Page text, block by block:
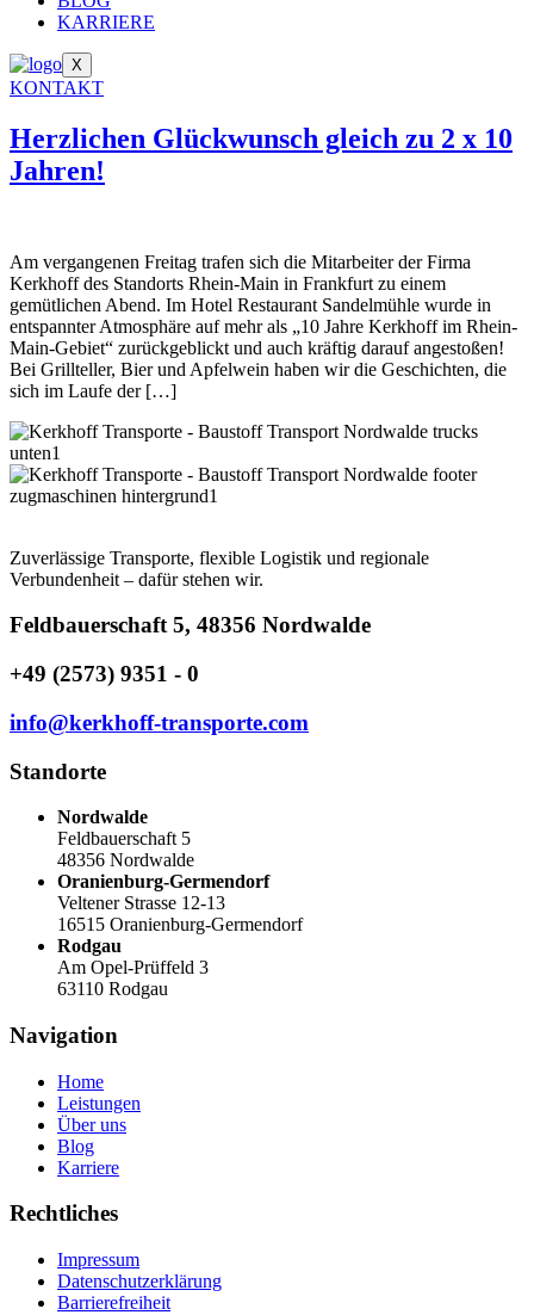
KARRIERE
X
KONTAKT
Herzlichen Glückwunsch gleich zu 2 x 10
Jahren!
Am vergangenen Freitag trafen sich die Mitarbeiter der Firma
Kerkhoff des Standorts Rhein-Main in Frankfurt zu einem
gemütlichen Abend. Im Hotel Restaurant Sandelmühle wurde in
entspannter Atmosphäre auf mehr als „10 Jahre Kerkhoff im Rhein-
Main-Gebiet“ zurückgeblickt und auch kräftig darauf angestoßen!
Bei Grillteller, Bier und Apfelwein haben wir die Geschichten, die
sich im Laufe der […]
Zuverlässige Transporte, flexible Logistik und regionale
Verbundenheit – dafür stehen wir.
Feldbauerschaft 5, 48356 Nordwalde
+49 (2573) 9351 - 0
info@kerkhoff-transporte.com
Standorte
Nordwalde
Feldbauerschaft 5
48356 Nordwalde
Oranienburg-Germendorf
Veltener Strasse 12-13
16515 Oranienburg-Germendorf
Rodgau
Am Opel-Prüffeld 3
63110 Rodgau
Navigation
Home
Leistungen
Über uns
Blog
Karriere
Rechtliches
Impressum
Datenschutzerklärung
Barrierefreiheit